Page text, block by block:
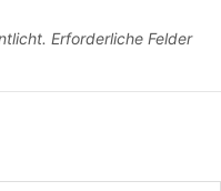
Erforderliche Felder